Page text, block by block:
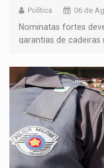
Política 06 de
Nominatas fortes
garantias de cadeiras